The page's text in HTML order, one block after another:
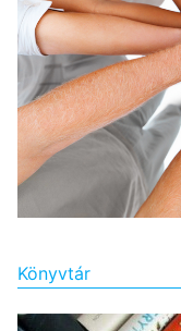
Könyvtár